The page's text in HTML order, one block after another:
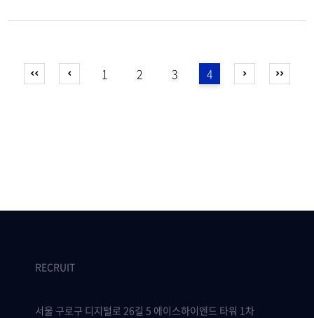
1 2 3 4
RECRUIT
서울 구로구 디지털로 26길 5 에이스하이엔드 타워 1차